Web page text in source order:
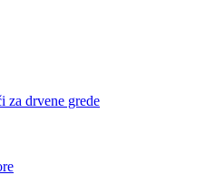
za drvene grede